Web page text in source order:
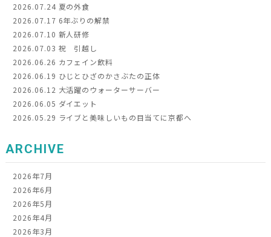
2026.07.24 夏の外食
2026.07.17 6年ぶりの解禁
2026.07.10 新人研修
2026.07.03 祝 引越し
2026.06.26 カフェイン飲料
2026.06.19 ひじとひざのかさぶたの正体
2026.06.12 大活躍のウォーターサーバー
2026.06.05 ダイエット
2026.05.29 ライブと美味しいもの目当てに京都へ
ARCHIVE
2026年7月
2026年6月
2026年5月
2026年4月
2026年3月